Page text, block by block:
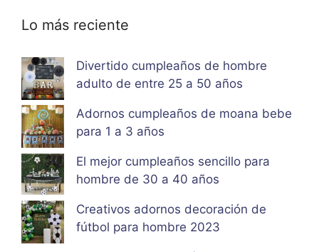
Lo más reciente
Divertido cumpleaños de hombre
adulto de entre 25 a 50 años
Adornos cumpleaños de moana bebe
para 1 a 3 años
El mejor cumpleaños sencillo para
hombre de 30 a 40 años
Creativos adornos decoración de
fútbol para hombre 2023